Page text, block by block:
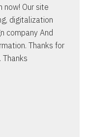
now! Our site
digitalization
company And
Thanks for